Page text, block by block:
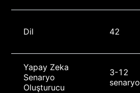
Dil 42
Yapay Zeka
Senaryo
Oluşturucu
3-12
senaryo